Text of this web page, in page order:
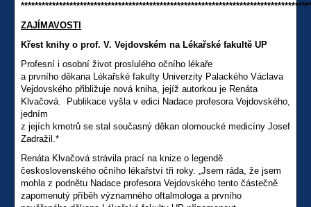
ZAJÍMAVOSTI
Křest knihy o prof. V. Vejdovském na Lékařské fakultě UP
Profesní i osobní život proslulého očního lékaře
a prvního děkana Lékařské fakulty Univerzity Palackého Václava
Vejdovského přibližuje nová kniha, jejíž autorkou je Renáta
Klvačová. Publikace vyšla v edici Nadace profesora Vejdovského,
jedním
z jejích kmotrů se stal současný děkan olomoucké medicíny Josef
Zadražil.*
Renáta Klvačová strávila prací na knize o legendě
československého očního lékařství tři roky. „Jsem ráda, že jsem
mohla z podnětu Nadace profesora Vejdovského tento částečně
zapomenutý příběh významného oftalmologa a prvního